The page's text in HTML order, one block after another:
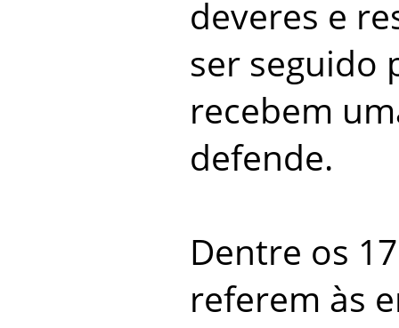
deveres e
ser seguido
recebem
defende.
Dentre os
referem às